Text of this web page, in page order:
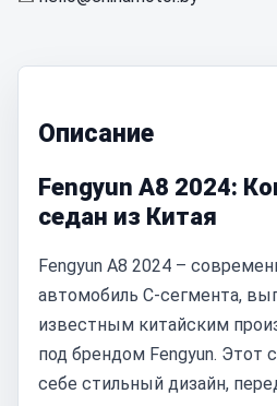
Описание
Fengyun A8 2024:
седан из Китая
Fengyun A8 2024 –
автомобиль C-сегмента,
известным китайским
под брендом Fengyun. Этот
себе стильный дизайн,